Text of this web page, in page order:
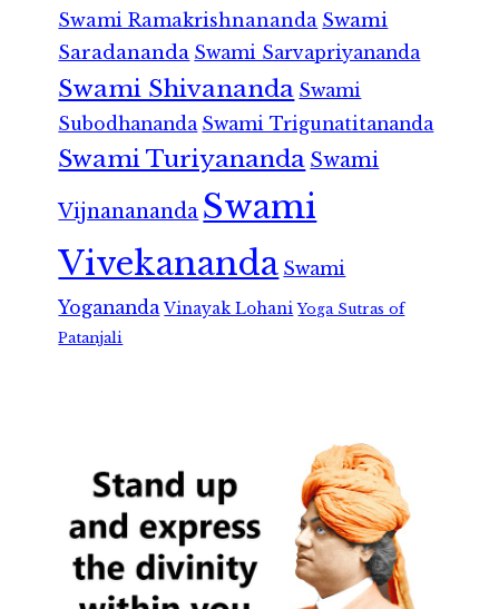
Swami Ramakrishnananda Swami
Saradananda Swami Sarvapriyananda
Swami Shivananda Swami
Subodhananda Swami Trigunatitananda
Swami Turiyananda Swami
Vijnanananda Swami
Vivekananda Swami
Yogananda Vinayak Lohani Yoga Sutras of
Patanjali